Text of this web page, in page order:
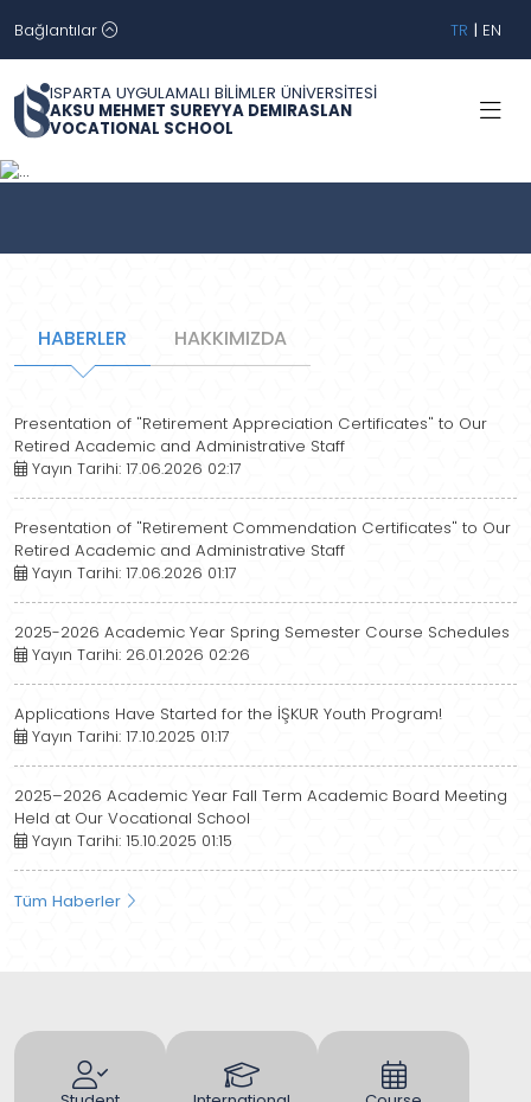
Bağlantılar TR | EN
ISPARTA UYGULAMALI BİLİMLER ÜNİVERSİTESİ
AKSU MEHMET SUREYYA DEMIRASLAN
VOCATIONAL SCHOOL
Geri İleri
HABERLER HAKKIMIZDA
Presentation of "Retirement Appreciation Certificates" to Our
Retired Academic and Administrative Staff
Yayın Tarihi: 17.06.2026 02:17
Presentation of "Retirement Commendation Certificates" to Our
Retired Academic and Administrative Staff
Yayın Tarihi: 17.06.2026 01:17
2025-2026 Academic Year Spring Semester Course Schedules
Yayın Tarihi: 26.01.2026 02:26
Applications Have Started for the İŞKUR Youth Program!
Yayın Tarihi: 17.10.2025 01:17
2025–2026 Academic Year Fall Term Academic Board Meeting
Held at Our Vocational School
Yayın Tarihi: 15.10.2025 01:15
Tüm Haberler